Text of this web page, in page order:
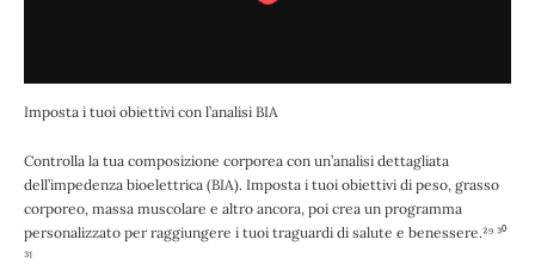
Imposta i tuoi obiettivi con l’analisi BIA
Controlla la tua composizione corporea con un’analisi dettagliata
dell’impedenza bioelettrica (BIA). Imposta i tuoi obiettivi di peso, grasso
corporeo, massa muscolare e altro ancora, poi crea un programma
personalizzato per raggiungere i tuoi traguardi di salute e benessere.²⁹ ³⁰
³¹